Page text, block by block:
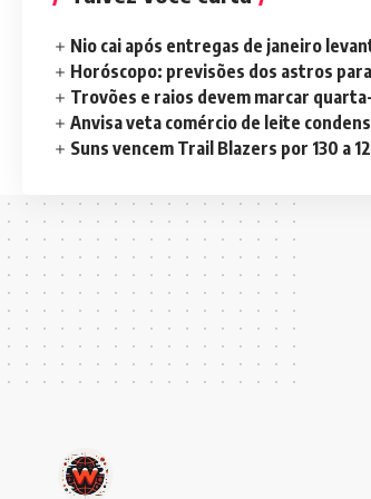
Nio cai após entregas de janeiro
Horóscopo: previsões dos astros
Trovões e raios devem marcar
Anvisa veta comércio de leite
Suns vencem Trail Blazers por 130 a